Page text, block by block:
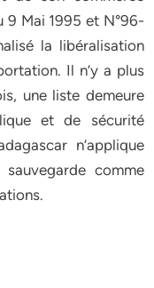
9 Mai 1995 et N°96-
la libéralisation
Il n’y a plus
une liste demeure
et de sécurité
n’applique
comme